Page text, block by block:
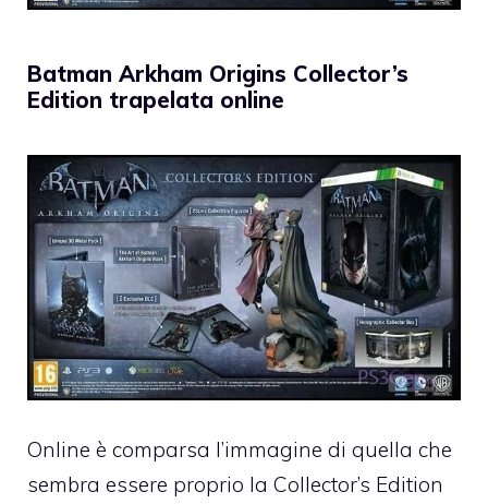
Batman Arkham Origins Collector’s
Edition trapelata online
Online è comparsa l’immagine di quella che
sembra essere proprio la Collector’s Edition